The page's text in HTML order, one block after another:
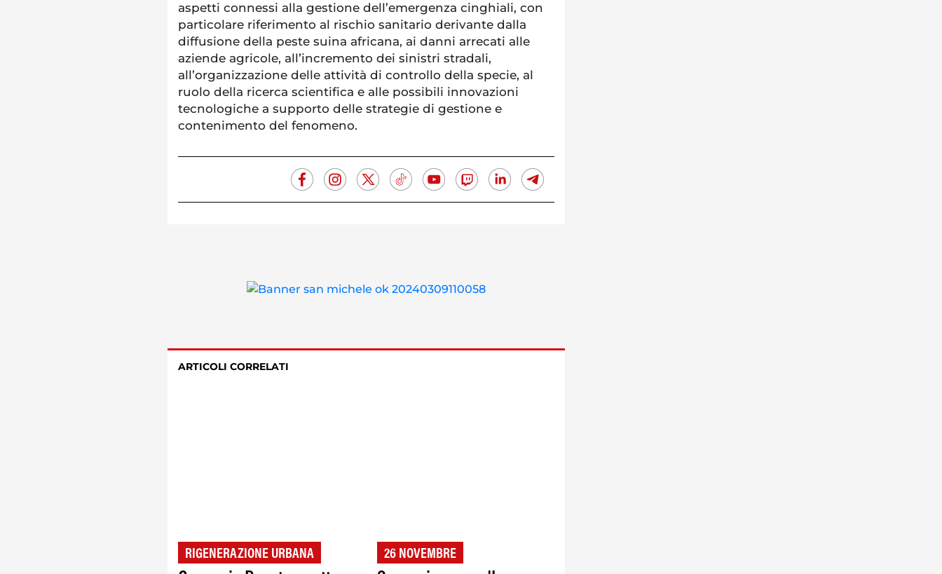
aspetti connessi alla gestione dell’emergenza cinghiali, con
particolare riferimento al rischio sanitario derivante dalla
diffusione della peste suina africana, ai danni arrecati alle
aziende agricole, all’incremento dei sinistri stradali,
all’organizzazione delle attività di controllo della specie, al
ruolo della ricerca scientifica e alle possibili innovazioni
tecnologiche a supporto delle strategie di gestione e
contenimento del fenomeno.
ARTICOLI CORRELATI
RIGENERAZIONE URBANA 26 NOVEMBRE